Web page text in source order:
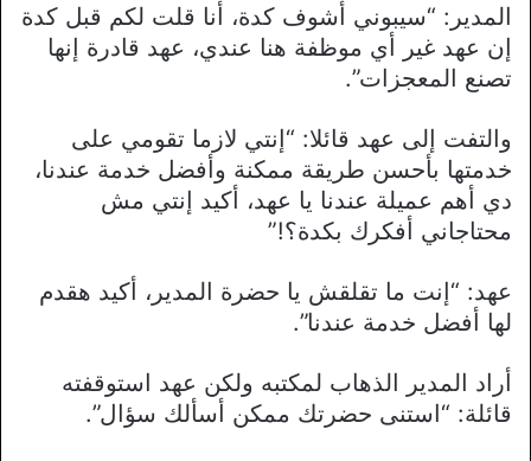
المدير: “سيبوني أشوف كدة، أنا قلت لكم قبل كدة
إن عهد غير أي موظفة هنا عندي، عهد قادرة إنها
تصنع المعجزات”.
والتفت إلى عهد قائلا: “إنتي لازما تقومي على
خدمتها بأحسن طريقة ممكنة وأفضل خدمة عندنا،
دي أهم عميلة عندنا يا عهد، أكيد إنتي مش
محتاجاني أفكرك بكدة؟!”
عهد: “إنت ما تقلقش يا حضرة المدير، أكيد هقدم
لها أفضل خدمة عندنا”.
أراد المدير الذهاب لمكتبه ولكن عهد استوقفته
قائلة: “استنى حضرتك ممكن أسألك سؤال”.